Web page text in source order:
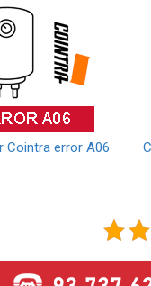
Cointra error A06